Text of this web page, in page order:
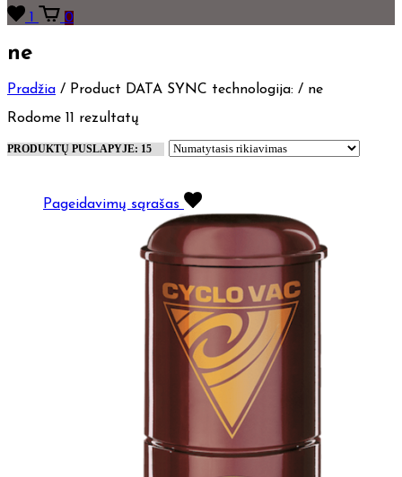
0
ne
Pradžia / Product DATA SYNC technologija: / ne
Rodome 11 rezultatų
Pageidavimų sąrašas